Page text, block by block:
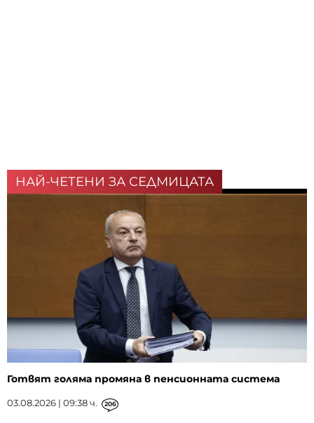
НАЙ-ЧЕТЕНИ ЗА СЕДМИЦАТА
Готвят голяма промяна в пенсионната система
03.08.2026 | 09:38 ч. 206